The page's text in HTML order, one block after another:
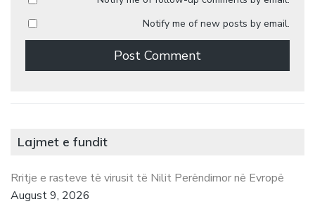
Notify me of new posts by email.
Lajmet e fundit
Rritje e rasteve të virusit të Nilit Perëndimor në Evropë
August 9, 2026